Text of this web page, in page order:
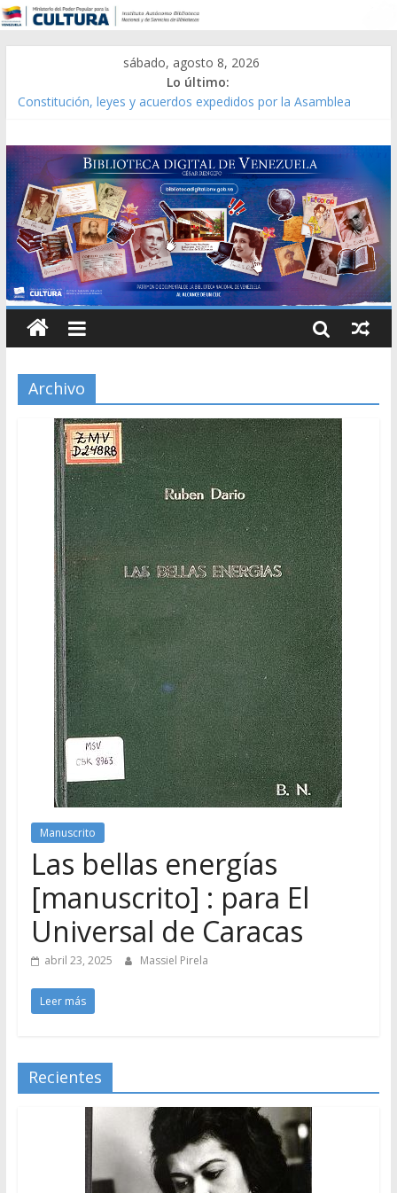
sábado, agosto 8, 2026
Lo último:
Constitución, leyes y acuerdos expedidos por la Asamblea
Modesta Bor Sánchez [material gráfico]
Gaceta Oficial de la República de Venezuela año CXXXIII Mes V,
Caracas 09 de marzo de 2006 N° 38.394
Catálogo temático de obras de Modesta Bor
Archivo
Manuscrito
Las bellas energías
[manuscrito] : para El
Universal de Caracas
abril 23, 2025 Massiel Pirela
Leer más
Recientes